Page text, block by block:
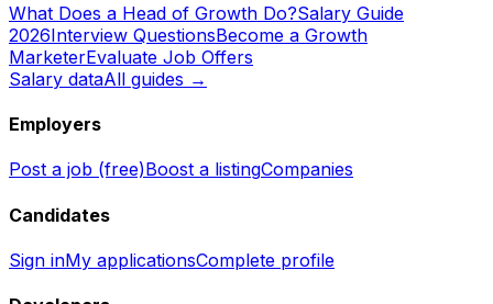
What Does a Head of Growth Do?Salary Guide
2026Interview QuestionsBecome a Growth
MarketerEvaluate Job Offers
Salary dataAll guides →
Employers
Post a job (free)Boost a listingCompanies
Candidates
Sign inMy applicationsComplete profile